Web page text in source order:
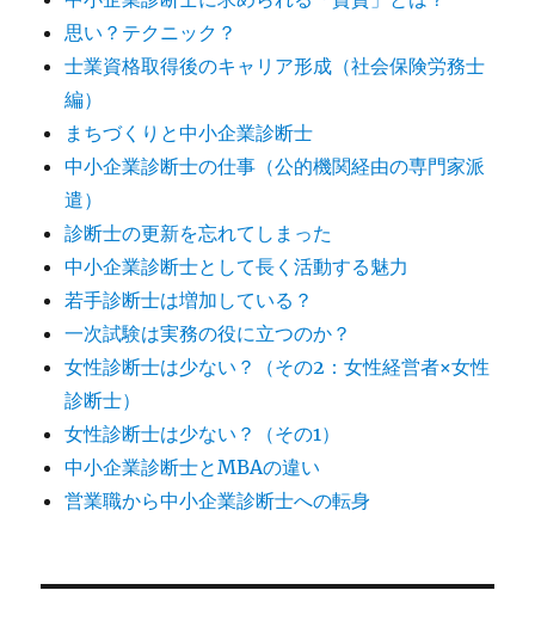
思い？テクニック？
士業資格取得後のキャリア形成（社会保険労務士
編）
まちづくりと中小企業診断士
中小企業診断士の仕事（公的機関経由の専門家派
遣）
診断士の更新を忘れてしまった
中小企業診断士として長く活動する魅力
若手診断士は増加している？
一次試験は実務の役に立つのか？
女性診断士は少ない？（その2：女性経営者×女性
診断士）
女性診断士は少ない？（その1）
中小企業診断士とMBAの違い
営業職から中小企業診断士への転身